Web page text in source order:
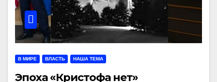
В МИРЕ ВЛАСТЬ НАША ТЕМА
Эпоха «Кристофа нет»